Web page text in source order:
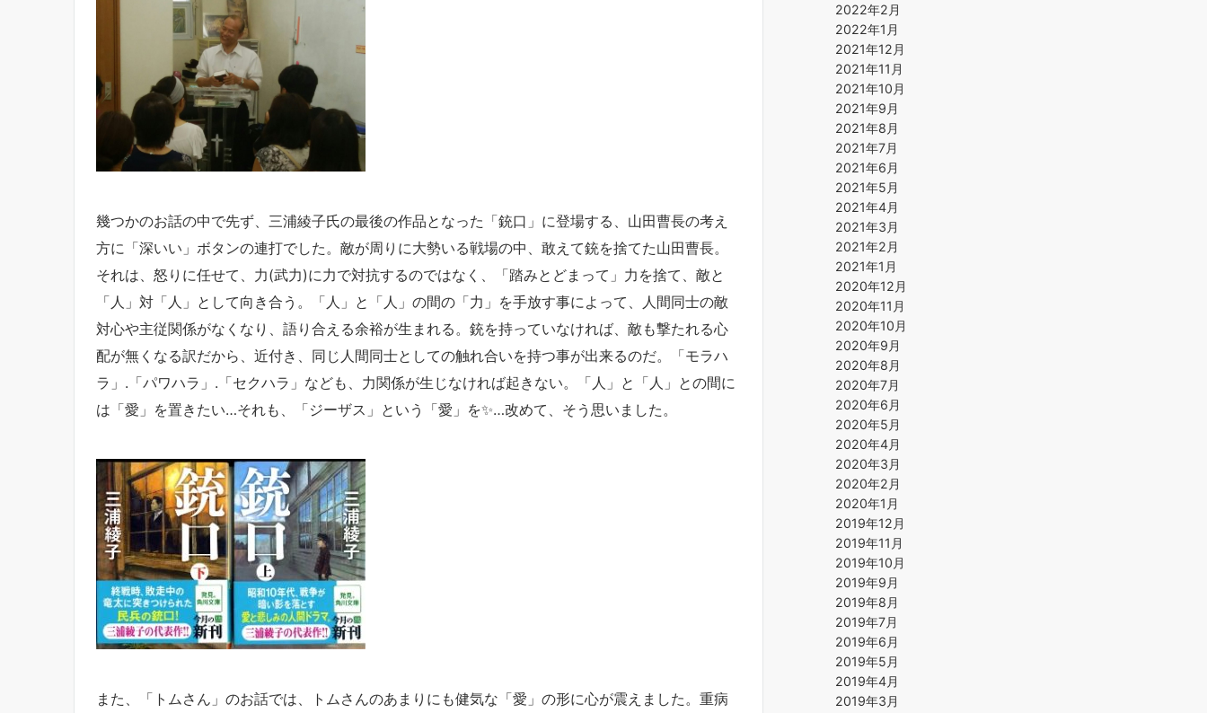
幾つかのお話の中で先ず、三浦綾子氏の最後の作品となった「銃口」に登場する、山田曹長の考え
方に「深いい」ボタンの連打でした。 敵が周りに大勢いる戦場の中、敢えて銃を捨てた山田曹長。
それは、怒りに任せて、力(武力)に力で対抗するのではなく、「踏みとどまって」力を捨て、敵と
「人」対「人」として向き合う。「人」と「人」の間の「力」を手放す事によって、人間同士の敵
対心や主従関係がなくなり、語り合える余裕が生まれる。銃を持っていなければ、敵も撃たれる心
配が無くなる訳だから、近付き、同じ人間同士としての触れ合いを持つ事が出来るのだ。
「モラハ
ラ」.「パワハラ」.「セクハラ」なども、力関係が生じなければ起きない。「人」と「人」との間に
は「愛」を置きたい…それも、「ジーザス」という「愛」を✨…改めて、そう思いました。
また、「トムさん」のお話では、トムさんのあまりにも健気な「愛」の形に心が震えました。重病
2022年2月
2022年1月
2021年12月
2021年11月
2021年10月
2021年9月
2021年8月
2021年7月
2021年6月
2021年5月
2021年4月
2021年3月
2021年2月
2021年1月
2020年12月
2020年11月
2020年10月
2020年9月
2020年8月
2020年7月
2020年6月
2020年5月
2020年4月
2020年3月
2020年2月
2020年1月
2019年12月
2019年11月
2019年10月
2019年9月
2019年8月
2019年7月
2019年6月
2019年5月
2019年4月
2019年3月